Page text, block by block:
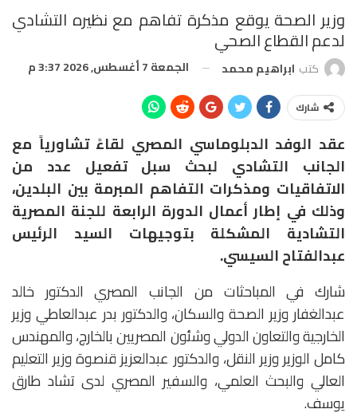
وزير الصحة يوقع مذكرة تفاهم مع نظيره التشادي
لدعم القطاع الصحي
كتب ابراهيم محمد الجمعة 7 أغسطس, 2026 3:37 م
شارك
عقد الوفد الدبلوماسي المصري لقاءً تشاورياً مع
الجانب التشادي لبحث سبل تفعيل عدد من
الاتفاقيات ومذكرات التفاهم المبرمة بين البلدين،
وذلك في إطار أعمال الدورة الرابعة للجنة المصرية
التشادية المشكلة بتوجيهات السيد الرئيس
عبدالفتاح السيسي.
شارك في المباحثات من الجانب المصري الدكتور خالد
عبدالغفار وزير الصحة والسكان، والدكتور بدر عبدالعاطي وزير
الخارجية والتعاون الدولي وشئون المصريين بالخارج، والمهندس
كامل الوزير وزير النقل، والدكتور عبدالعزيز قنصوة وزير التعليم
العالي والبحث العلمي، والسفير المصري لدى تشاد طارق
يوسف.